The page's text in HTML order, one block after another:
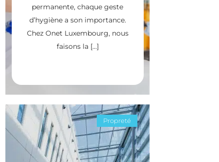
permanente, chaque geste
d’hygiène a son importance.
Chez Onet Luxembourg, nous
faisons la […]
Propreté